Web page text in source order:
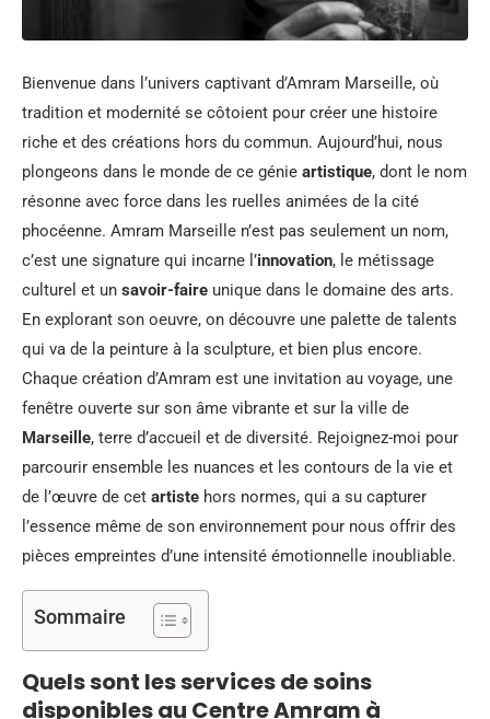
Bienvenue dans l’univers captivant d’Amram Marseille, où
tradition et modernité se côtoient pour créer une histoire
riche et des créations hors du commun. Aujourd’hui, nous
plongeons dans le monde de ce génie artistique, dont le nom
résonne avec force dans les ruelles animées de la cité
phocéenne. Amram Marseille n’est pas seulement un nom,
c’est une signature qui incarne l’innovation, le métissage
culturel et un savoir-faire unique dans le domaine des arts.
En explorant son oeuvre, on découvre une palette de talents
qui va de la peinture à la sculpture, et bien plus encore.
Chaque création d’Amram est une invitation au voyage, une
fenêtre ouverte sur son âme vibrante et sur la ville de
Marseille, terre d’accueil et de diversité. Rejoignez-moi pour
parcourir ensemble les nuances et les contours de la vie et
de l’œuvre de cet artiste hors normes, qui a su capturer
l’essence même de son environnement pour nous offrir des
pièces empreintes d’une intensité émotionnelle inoubliable.
Sommaire
Quels sont les services de soins
disponibles au Centre Amram à